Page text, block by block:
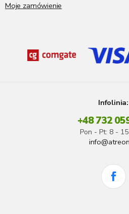
Moje zamówienie
Infolinia:
+48 732
Pon - Pt: 8 -